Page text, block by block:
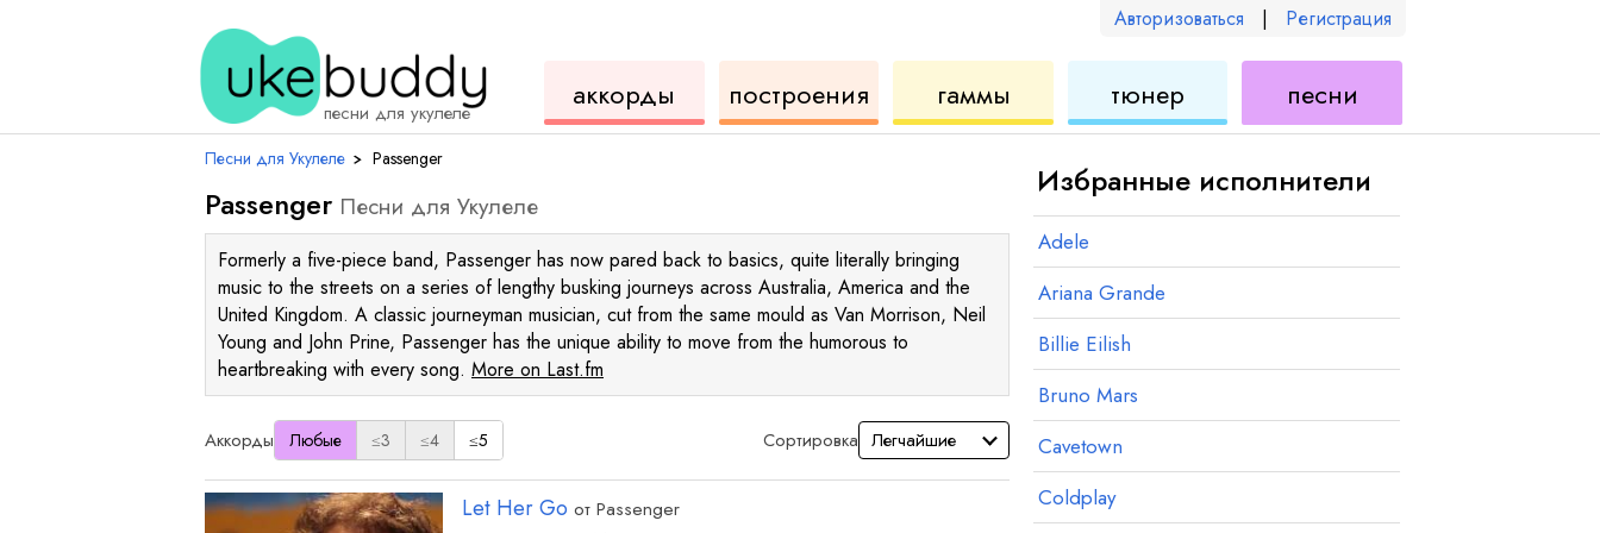
Авторизоваться | Регистрация
песни для укулеле
аккорды
для
укулеле
инструмент
для
построения
аккордов
гаммы
для
тюнер песни
для
Песни для Укулеле › Passenger
Passenger Песни для Укулеле
Formerly a five-piece band, Passenger has now pared back to basics, quite literally bringing
music to the streets on a series of lengthy busking journeys across Australia, America and the
United Kingdom. A classic journeyman musician, cut from the same mould as Van Morrison, Neil
Young and John Prine, Passenger has the unique ability to move from the humorous to
heartbreaking with every song. More on Last.fm
Аккорды Любые ≤3 ≤4 ≤5 Сортировка
Let Her Go от Passenger
Избранные исполнители
Adele
Ariana Grande
Billie Eilish
Bruno Mars
Cavetown
Coldplay